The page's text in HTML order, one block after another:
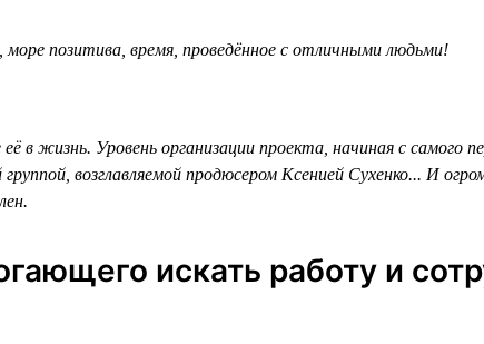
позитива, время, проведённое с отличными людьми!
Уровень организации проекта, начиная с самого
возглавляемой продюсером Ксенией Сухенко... И
искать работу и